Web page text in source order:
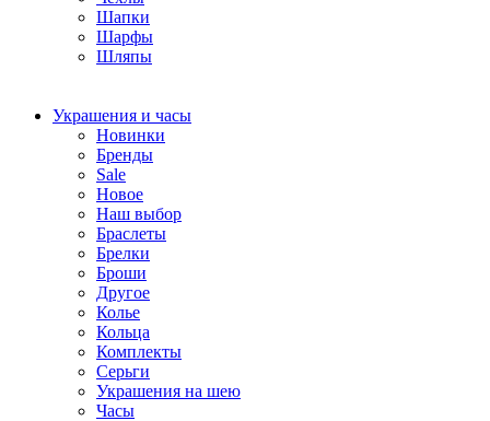
Шапки
Шарфы
Шляпы
Украшения и часы
Новинки
Бренды
Sale
Новое
Наш выбор
Браслеты
Брелки
Броши
Другое
Колье
Кольца
Комплекты
Серьги
Украшения на шею
Часы